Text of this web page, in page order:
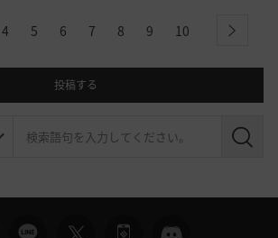
4 5 6 7 8 9 10 next
投稿する
検